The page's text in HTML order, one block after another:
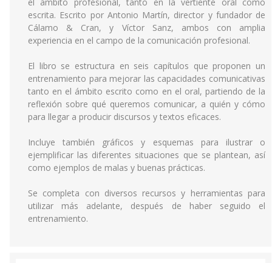
escrita. Escrito por Antonio Martín, director y fundador de
Cálamo & Cran, y Víctor Sanz, ambos con amplia
experiencia en el campo de la comunicación profesional.
El libro se estructura en seis capítulos que proponen un
entrenamiento para mejorar las capacidades comunicativas
tanto en el ámbito escrito como en el oral, partiendo de la
reflexión sobre qué queremos comunicar, a quién y cómo
para llegar a producir discursos y textos eficaces.
Incluye también gráficos y esquemas para ilustrar o
ejemplificar las diferentes situaciones que se plantean, así
como ejemplos de malas y buenas prácticas.
Se completa con diversos recursos y herramientas para
utilizar más adelante, después de haber seguido el
entrenamiento.